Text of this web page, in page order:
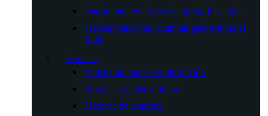
Vagón para exteriores Camping Essentials
Herramientas para acampar para romper el
hielo
Hamaca
Colcha de hamaca multifunción
Hamaca con Mosquitera
Hamaca de camping